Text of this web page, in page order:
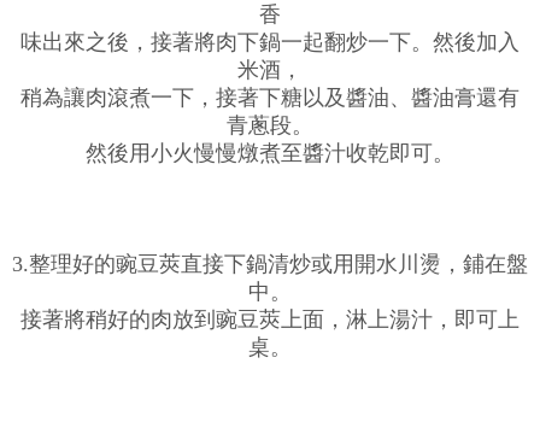
香
味出來之後，接著將肉下鍋一起翻炒一下。然後加入
米酒，
稍為讓肉滾煮一下，接著下糖以及醬油、醬油膏還有
青蔥段。
然後用小火慢慢燉煮至醬汁收乾即可。
3.整理好的豌豆莢直接下鍋清炒或用開水川燙，鋪在盤
中。
接著將稍好的肉放到豌豆莢上面，淋上湯汁，即可上
桌。